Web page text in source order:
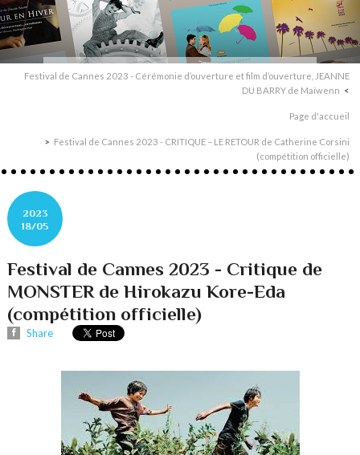
Festival de Cannes 2023 - Cérémonie d’ouverture et film d’ouverture, JEANNE
DU BARRY de Maïwenn
Page d'accueil
Festival de Cannes 2023 - CRITIQUE – LE RETOUR de Catherine Corsini
(compétition officielle)
2023
18/05
Festival de Cannes 2023 - Critique de
MONSTER de Hirokazu Kore-Eda
(compétition officielle)
Share